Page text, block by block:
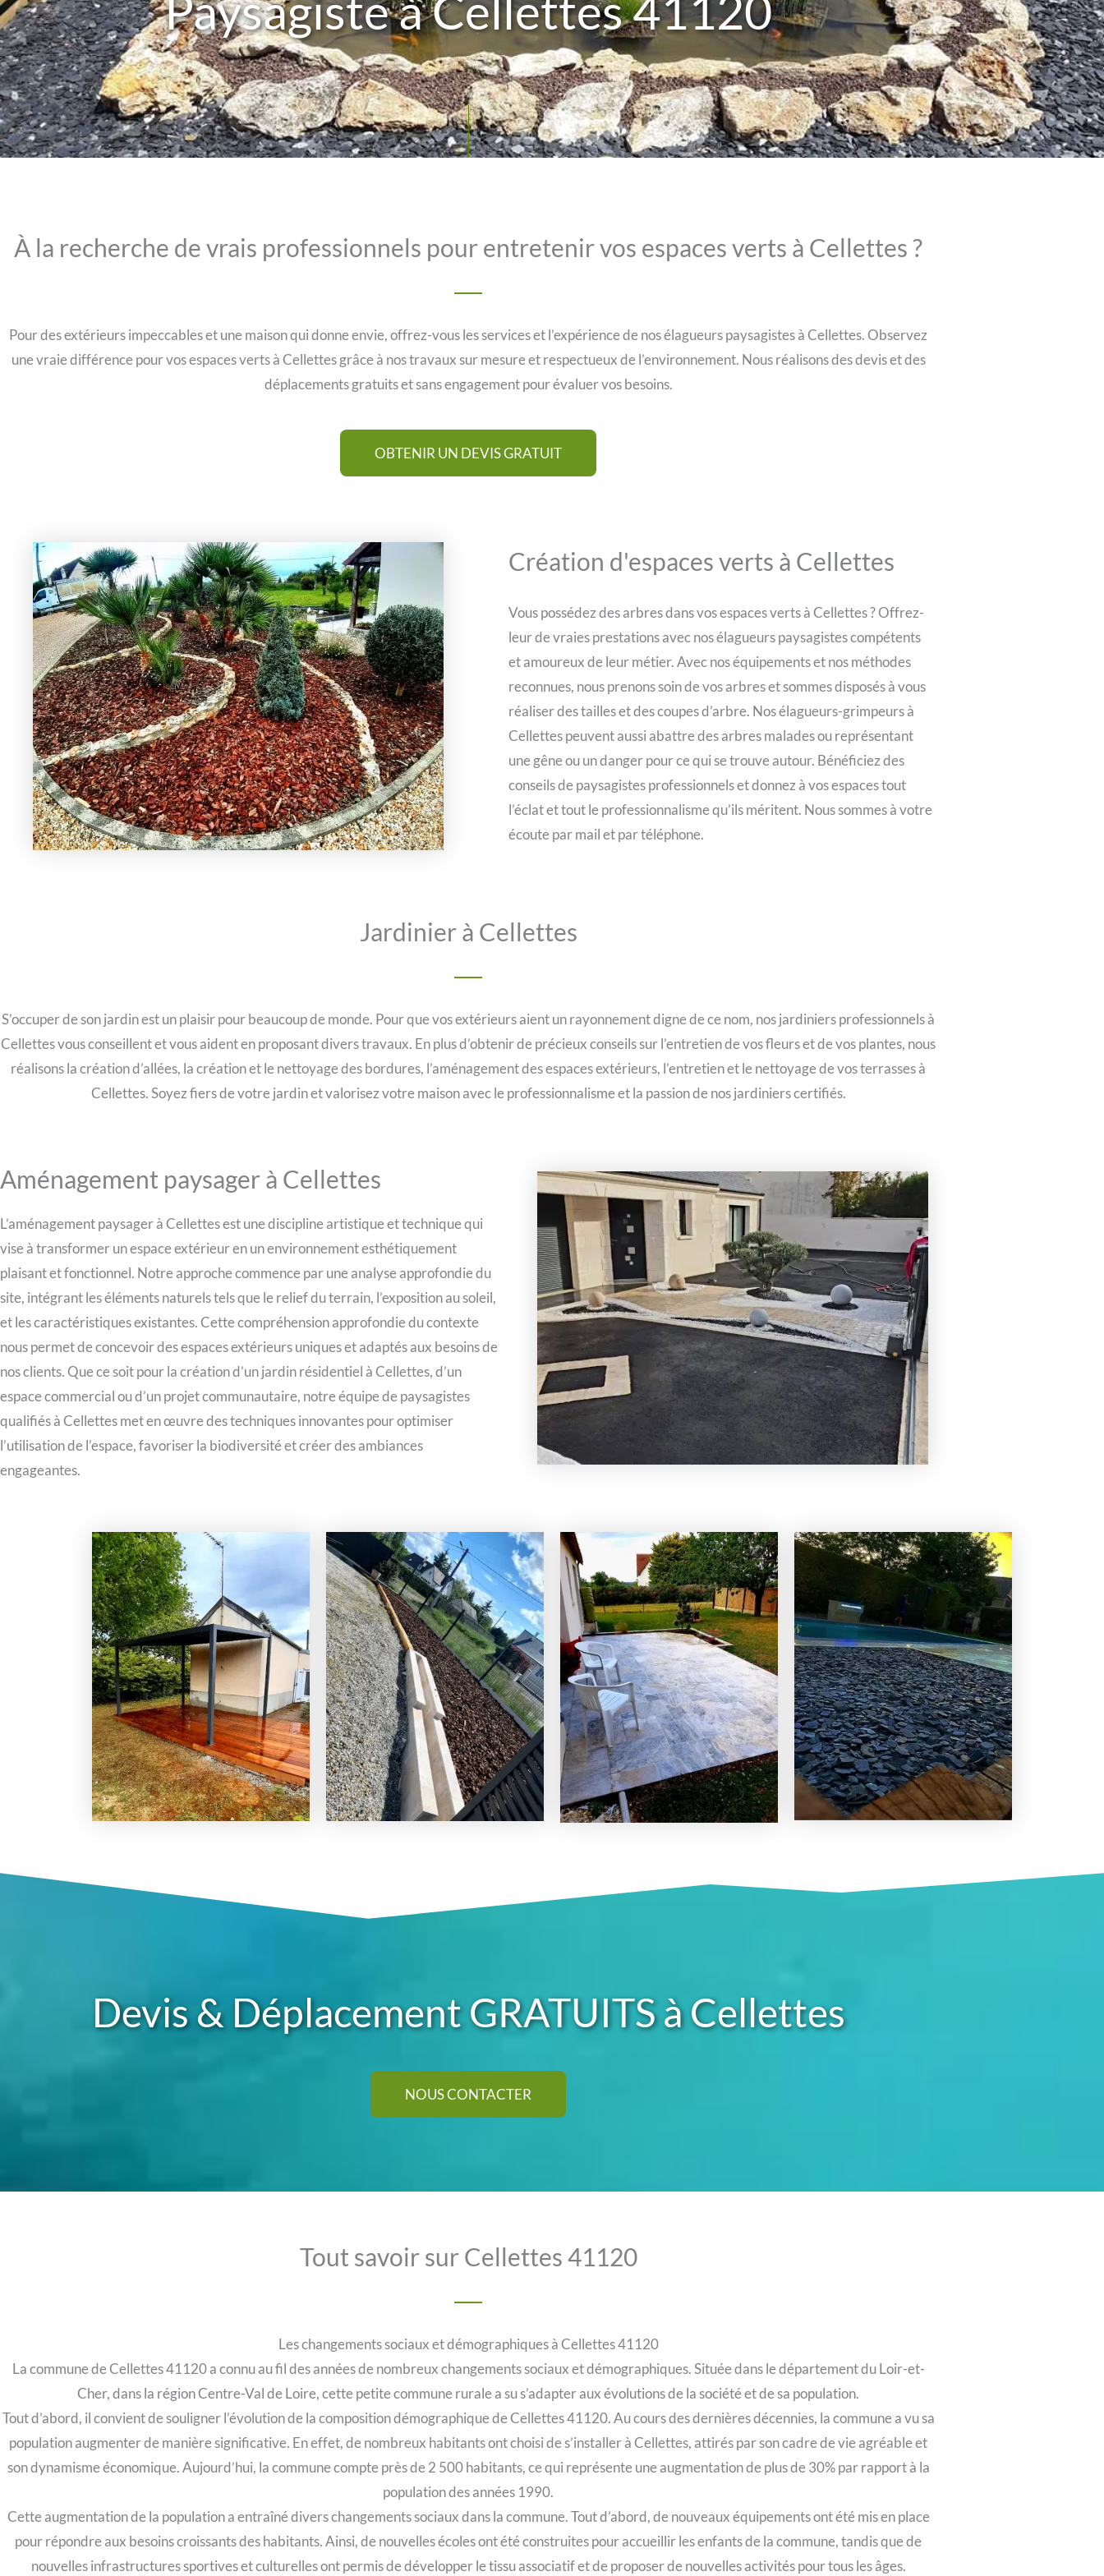
À la recherche de vrais professionnels pour entretenir vos espaces verts à Cellettes ?
Pour des extérieurs impeccables et une maison qui donne envie, offrez-vous les services et l’expérience de nos élagueurs paysagistes à Cellettes. Observez
une vraie différence pour vos espaces verts à Cellettes grâce à nos travaux sur mesure et respectueux de l’environnement. Nous réalisons des devis et des
déplacements gratuits et sans engagement pour évaluer vos besoins.
OBTENIR UN DEVIS GRATUIT
Création d'espaces verts à Cellettes
Vous possédez des arbres dans vos espaces verts à Cellettes ? Offrez-
leur de vraies prestations avec nos élagueurs paysagistes compétents
et amoureux de leur métier. Avec nos équipements et nos méthodes
reconnues, nous prenons soin de vos arbres et sommes disposés à vous
réaliser des tailles et des coupes d’arbre. Nos élagueurs-grimpeurs à
Cellettes peuvent aussi abattre des arbres malades ou représentant
une gêne ou un danger pour ce qui se trouve autour. Bénéficiez des
conseils de paysagistes professionnels et donnez à vos espaces tout
l’éclat et tout le professionnalisme qu’ils méritent. Nous sommes à votre
écoute par mail et par téléphone.
Jardinier à Cellettes
S’occuper de son jardin est un plaisir pour beaucoup de monde. Pour que vos extérieurs aient un rayonnement digne de ce nom, nos jardiniers professionnels à
Cellettes vous conseillent et vous aident en proposant divers travaux. En plus d’obtenir de précieux conseils sur l’entretien de vos fleurs et de vos plantes, nous
réalisons la création d’allées, la création et le nettoyage des bordures, l’aménagement des espaces extérieurs, l’entretien et le nettoyage de vos terrasses à
Cellettes. Soyez fiers de votre jardin et valorisez votre maison avec le professionnalisme et la passion de nos jardiniers certifiés.
Aménagement paysager à Cellettes
L’aménagement paysager à Cellettes est une discipline artistique et technique qui
vise à transformer un espace extérieur en un environnement esthétiquement
plaisant et fonctionnel. Notre approche commence par une analyse approfondie du
site, intégrant les éléments naturels tels que le relief du terrain, l’exposition au soleil,
et les caractéristiques existantes. Cette compréhension approfondie du contexte
nous permet de concevoir des espaces extérieurs uniques et adaptés aux besoins de
nos clients. Que ce soit pour la création d’un jardin résidentiel à Cellettes, d’un
espace commercial ou d’un projet communautaire, notre équipe de paysagistes
qualifiés à Cellettes met en œuvre des techniques innovantes pour optimiser
l’utilisation de l’espace, favoriser la biodiversité et créer des ambiances
engageantes.
Devis & Déplacement GRATUITS à Cellettes
NOUS CONTACTER
Tout savoir sur Cellettes 41120
Les changements sociaux et démographiques à Cellettes 41120
La commune de Cellettes 41120 a connu au fil des années de nombreux changements sociaux et démographiques. Située dans le département du Loir-et-
Cher, dans la région Centre-Val de Loire, cette petite commune rurale a su s’adapter aux évolutions de la société et de sa population.
Tout d’abord, il convient de souligner l’évolution de la composition démographique de Cellettes 41120. Au cours des dernières décennies, la commune a vu sa
population augmenter de manière significative. En effet, de nombreux habitants ont choisi de s’installer à Cellettes, attirés par son cadre de vie agréable et
son dynamisme économique. Aujourd’hui, la commune compte près de 2 500 habitants, ce qui représente une augmentation de plus de 30% par rapport à la
population des années 1990.
Cette augmentation de la population a entraîné divers changements sociaux dans la commune. Tout d’abord, de nouveaux équipements ont été mis en place
pour répondre aux besoins croissants des habitants. Ainsi, de nouvelles écoles ont été construites pour accueillir les enfants de la commune, tandis que de
nouvelles infrastructures sportives et culturelles ont permis de développer le tissu associatif et de proposer de nouvelles activités pour tous les âges.